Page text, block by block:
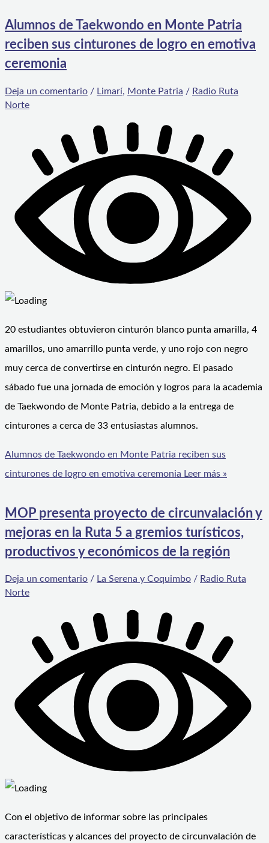
Alumnos de Taekwondo en Monte Patria
reciben sus cinturones de logro en emotiva
ceremonia
Deja un comentario / Limarí, Monte Patria / Radio Ruta
Norte
20 estudiantes obtuvieron cinturón blanco punta amarilla, 4
amarillos, uno amarrillo punta verde, y uno rojo con negro
muy cerca de convertirse en cinturón negro. El pasado
sábado fue una jornada de emoción y logros para la academia
de Taekwondo de Monte Patria, debido a la entrega de
cinturones a cerca de 33 entusiastas alumnos.
Alumnos de Taekwondo en Monte Patria reciben sus
cinturones de logro en emotiva ceremonia Leer más »
MOP presenta proyecto de circunvalación y
mejoras en la Ruta 5 a gremios turísticos,
productivos y económicos de la región
Deja un comentario / La Serena y Coquimbo / Radio Ruta
Norte
Con el objetivo de informar sobre las principales
características y alcances del proyecto de circunvalación de